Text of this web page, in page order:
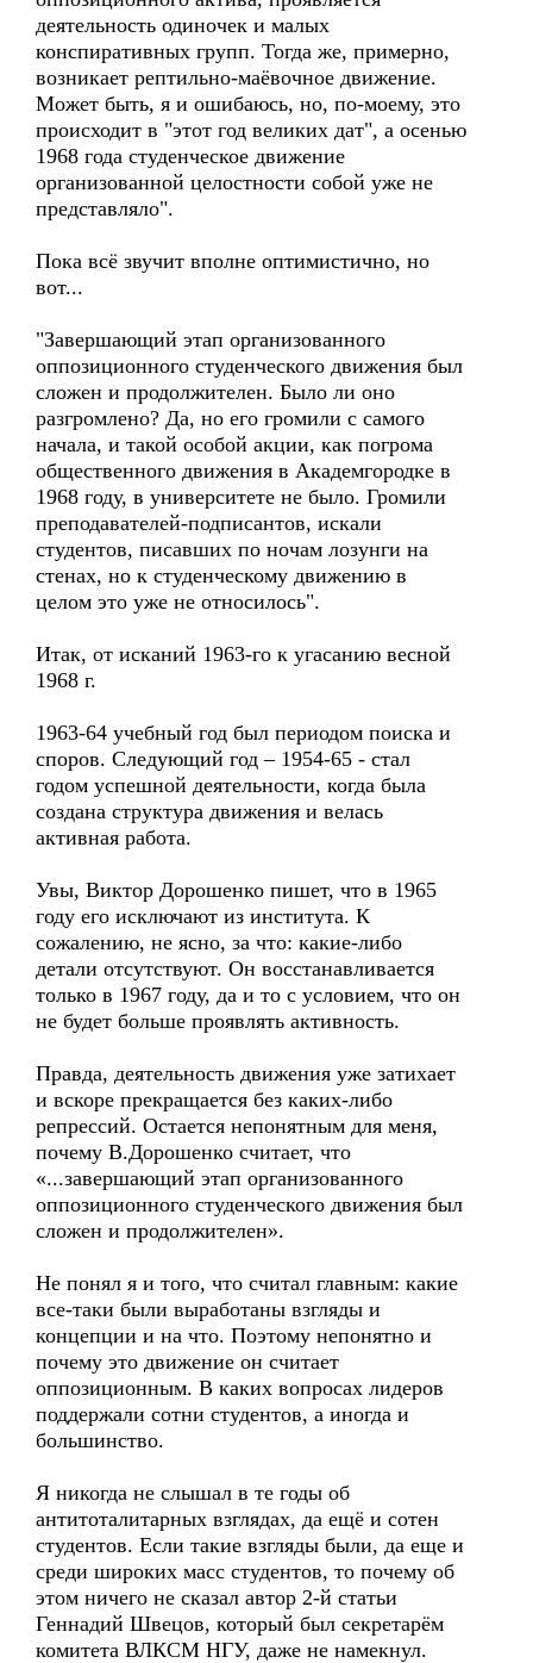
деятельность одиночек и малых
конспиративных групп. Тогда же, примерно,
возникает рептильно-маёвочное движение.
Может быть, я и ошибаюсь, но, по-моему, это
происходит в "этот год великих дат", а осенью
1968 года студенческое движение
организованной целостности собой уже не
представляло".
Пока всё звучит вполне оптимистично, но
вот...
"Завершающий этап организованного
оппозиционного студенческого движения был
сложен и продолжителен. Было ли оно
разгромлено? Да, но его громили с самого
начала, и такой особой акции, как погрома
общественного движения в Академгородке в
1968 году, в университете не было. Громили
преподавателей-подписантов, искали
студентов, писавших по ночам лозунги на
стенах, но к студенческому движению в
целом это уже не относилось".
Итак, от исканий 1963-го к угасанию весной
1968 г.
1963-64 учебный год был периодом поиска и
споров. Следующий год – 1954-65 - стал
годом успешной деятельности, когда была
создана структура движения и велась
активная работа.
Увы, Виктор Дорошенко пишет, что в 1965
году его исключают из института. К
сожалению, не ясно, за что: какие-либо
детали отсутствуют. Он восстанавливается
только в 1967 году, да и то с условием, что он
не будет больше проявлять активность.
Правда, деятельность движения уже затихает
и вскоре прекращается без каких-либо
репрессий. Остается непонятным для меня,
почему В.Дорошенко считает, что
«...завершающий этап организованного
оппозиционного студенческого движения был
сложен и продолжителен».
Не понял я и того, что считал главным: какие
все-таки были выработаны взгляды и
концепции и на что. Поэтому непонятно и
почему это движение он считает
оппозиционным. В каких вопросах лидеров
поддержали сотни студентов, а иногда и
большинство.
Я никогда не слышал в те годы об
антитоталитарных взглядах, да ещё и сотен
студентов. Если такие взгляды были, да еще и
среди широких масс студентов, то почему об
этом ничего не сказал автор 2-й статьи
Геннадий Швецов, который был секретарём
комитета ВЛКСМ НГУ, даже не намекнул.